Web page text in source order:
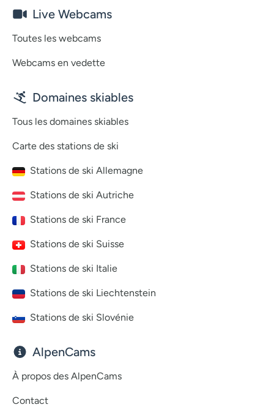
Live Webcams
Toutes les webcams
Webcams en vedette
Domaines skiables
Tous les domaines skiables
Carte des stations de ski
Stations de ski Allemagne
Stations de ski Autriche
Stations de ski France
Stations de ski Suisse
Stations de ski Italie
Stations de ski Liechtenstein
Stations de ski Slovénie
AlpenCams
À propos des AlpenCams
Contact